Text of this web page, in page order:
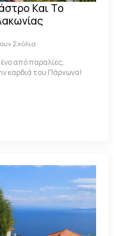
Και Το
Σχόλια
από παραλίες,
καρδιά του Πάρνωνα!